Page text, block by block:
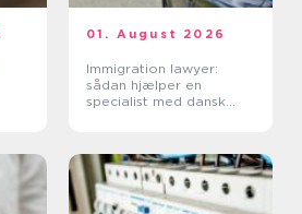
01. August 2026
Immigration lawyer:
sådan hjælper en
specialist med dansk